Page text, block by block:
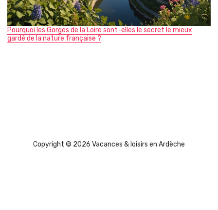
Pourquoi les Gorges de la Loire sont-elles le secret le mieux
gardé de la nature française ?
Copyright © 2026 Vacances & loisirs en Ardèche